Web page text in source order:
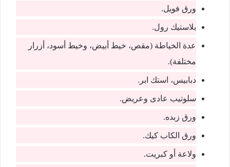
ورق فويل.
بلاستيك رول.
عدة الخياطة (مقص، خيط أبيض، وخيط أسود، أزرار
مختلفة).
دبابيس، استك ابر.
سلوتيب عادى وعريض.
ورق زبده.
ورق الكاب كيك.
ولاعة أو كبريت.